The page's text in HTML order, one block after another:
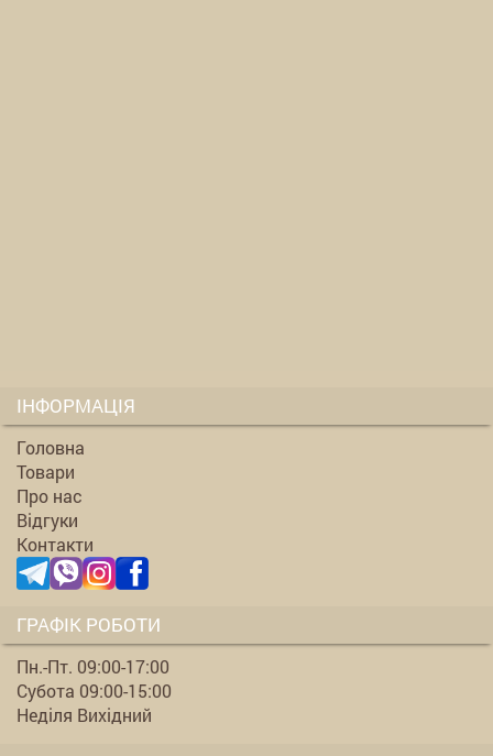
ІНФОРМАЦІЯ
Головна
Товари
Про нас
Відгуки
Контакти
ГРАФІК РОБОТИ
Пн.-Пт. 09:00-17:00
Субота 09:00-15:00
Неділя Вихідний